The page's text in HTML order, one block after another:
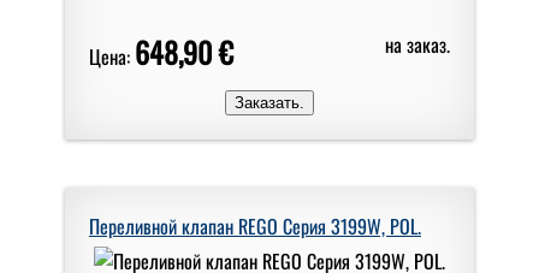
Цена: 648,90 € на заказ.
Переливной клапан REGO Серия 3199W, POL.